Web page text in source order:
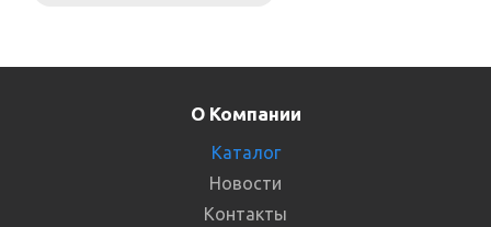
О Компании
Каталог
Новости
Контакты